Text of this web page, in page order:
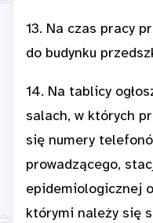
13. Na czas pracy
do budynku
14. Na tablicy
salach, w których
się numery
prowadzącego,
epidemiologicznej
którymi należy się